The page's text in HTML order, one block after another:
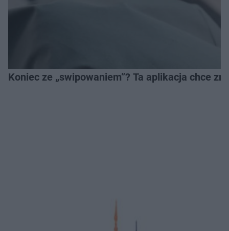
Koniec ze „swipowaniem”? Ta aplikacja chce